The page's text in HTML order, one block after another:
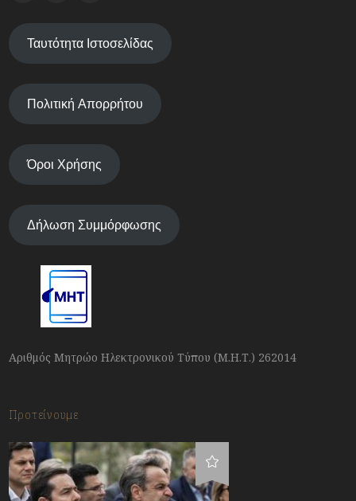
Ταυτότητα Ιστοσελίδας
Πολιτική Απορρήτου
Όροι Χρήσης
Δήλωση Συμμόρφωσης
Αριθμός Μητρώο Ηλεκτρονικού Τύπου (Μ.Η.Τ.) 262014
Προτείνουμε